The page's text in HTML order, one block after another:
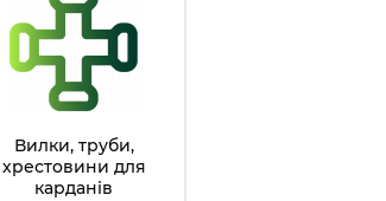
Вилки, труби,
хрестовини для
карданів